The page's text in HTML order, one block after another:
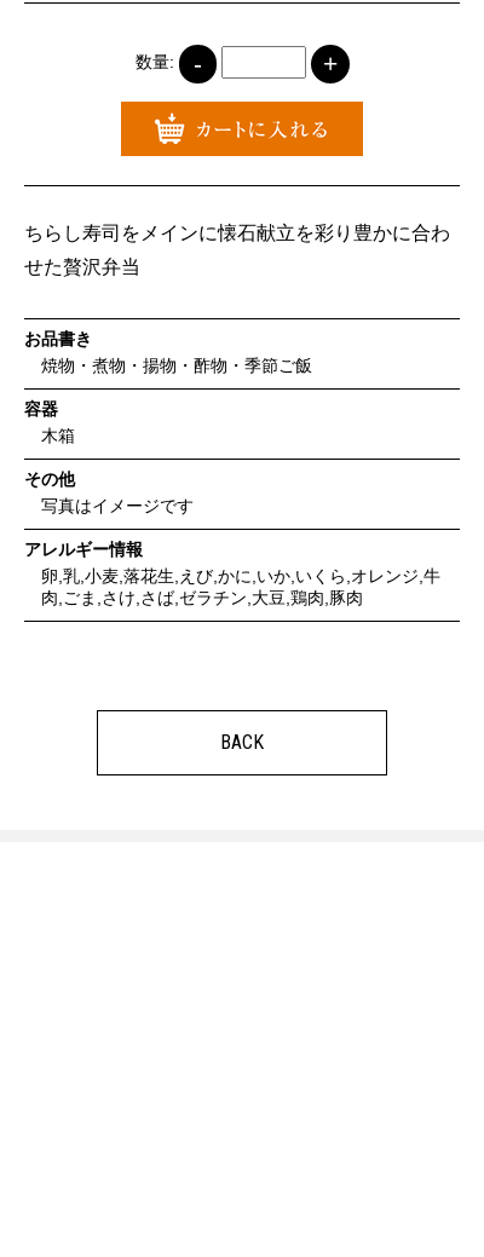
ちらし寿司をメインに懐石献立を彩り豊かに合わ
せた贅沢弁当
お品書き
焼物・煮物・揚物・酢物・季節ご飯
容器
木箱
その他
写真はイメージです
アレルギー情報
卵,乳,小麦,落花生,えび,かに,いか,いくら,オレンジ,牛
肉,ごま,さけ,さば,ゼラチン,大豆,鶏肉,豚肉
数量: - +
BACK